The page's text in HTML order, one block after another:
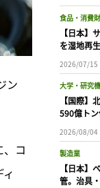
ン
コ
食品・消費
【日本】
を湿地再
2026/07/15
大学・研究
【国際】
590億ト
2026/08/04
製造業
【日本】
管。治具